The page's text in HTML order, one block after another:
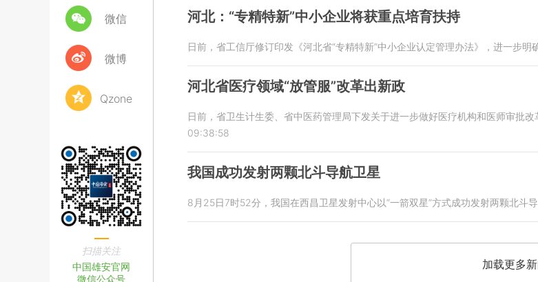
微信
微博
Qzone
扫描关注
中国雄安官网
微信公众号
河北：“专精特新”中小企业将获重点培育扶持
日前，省工信厅修订印发《河北省“专精特新”中小企业认定管理办法》，进一步明
河北省医疗领域“放管服”改革出新政
日前，省卫生计生委、省中医药管理局下发关于进一步做好医疗机构和医师审批改
09:38:58
我国成功发射两颗北斗导航卫星
8月25日7时52分，我国在西昌卫星发射中心以“一箭双星”方式成功发射两颗北斗导
加载更多